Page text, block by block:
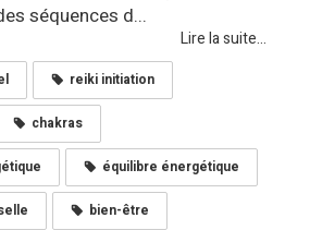
séquences d...
Lire la suite...
reiki initiation
chakras
équilibre énergétique
bien-être